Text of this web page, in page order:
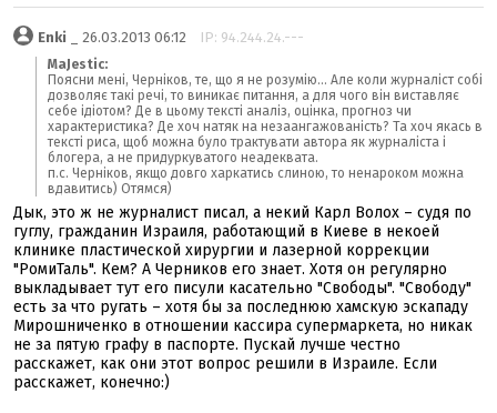
Enki _ 26.03.2013 06:12 IP: 94.244.24.---
MaJestic:
Поясни мені, Черніков, те, що я не розумію... Але коли журналіст собі
дозволяє такі речі, то виникає питання, а для чого він виставляє
себе ідіотом? Де в цьому тексті аналіз, оцінка, прогноз чи
характеристика? Де хоч натяк на незаангажованість? Та хоч якась в
тексті риса, щоб можна було трактувати автора як журналіста і
блогера, а не придуркуватого неадеквата.
п.с. Черніков, якщо довго харкатись слиною, то ненароком можна
вдавитись) Отямся)
Дык, это ж не журналист писал, а некий Карл Волох – судя по
гуглу, гражданин Израиля, работающий в Киеве в некоей
клинике пластической хирургии и лазерной коррекции
"РомиТаль". Кем? А Черников его знает. Хотя он регулярно
выкладывает тут его писули касательно "Свободы". "Свободу"
есть за что ругать – хотя бы за последнюю хамскую эскападу
Мирошниченко в отношении кассира супермаркета, но никак
не за пятую графу в паспорте. Пускай лучше честно
расскажет, как они этот вопрос решили в Израиле. Если
расскажет, конечно:)